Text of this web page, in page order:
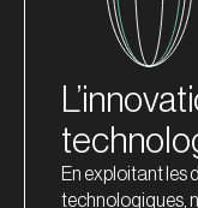
En exploitant les
technologiques,